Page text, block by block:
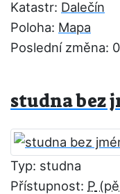
Katastr: Dalečín
Poloha: Mapa
Poslední změna:
studna bez
Typ: studna
Přístupnost: P